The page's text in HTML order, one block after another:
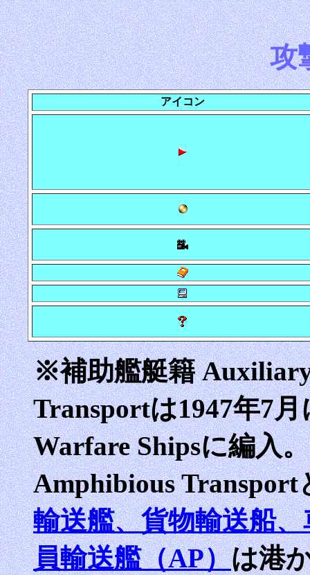
攻
アイコン
※補助艦艇籍
Transportは1947年7
Warfare Shipsに編入
Amphibious
輸送艦、貨物輸送船
員輸送艦（AP）は港